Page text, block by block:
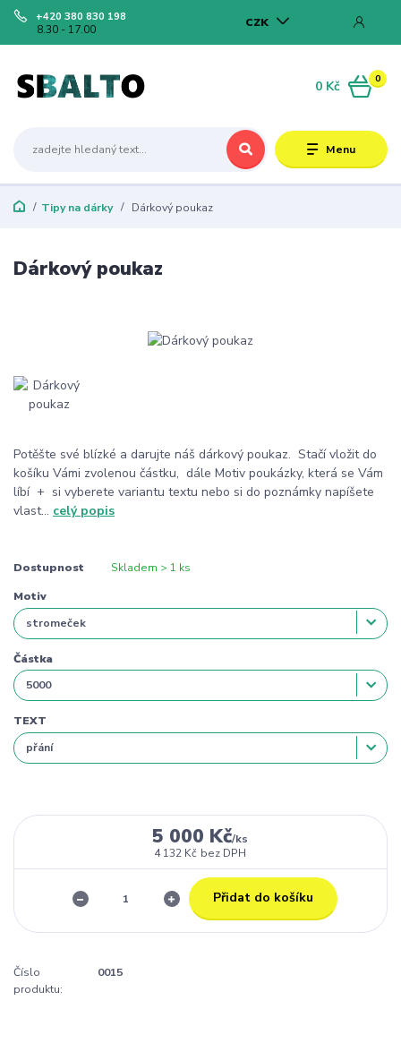
Menu
CZK
+420 380 830 198
8.30 - 17.00
0
0 Kč
Tipy na dárky Dárkový poukaz
Dárkový poukaz
Potěšte své blízké a darujte náš dárkový poukaz. Stačí vložit do
košíku Vámi zvolenou částku, dále Motiv poukázky, která se Vám
líbí + si vyberete variantu textu nebo si do poznámky napíšete
vlast... celý popis
Dostupnost Skladem > 1 ks
Motiv
Částka
TEXT
5 000 Kč/ks
4 132 Kč bez DPH
Přidat do košíku
Číslo
produktu:
0015